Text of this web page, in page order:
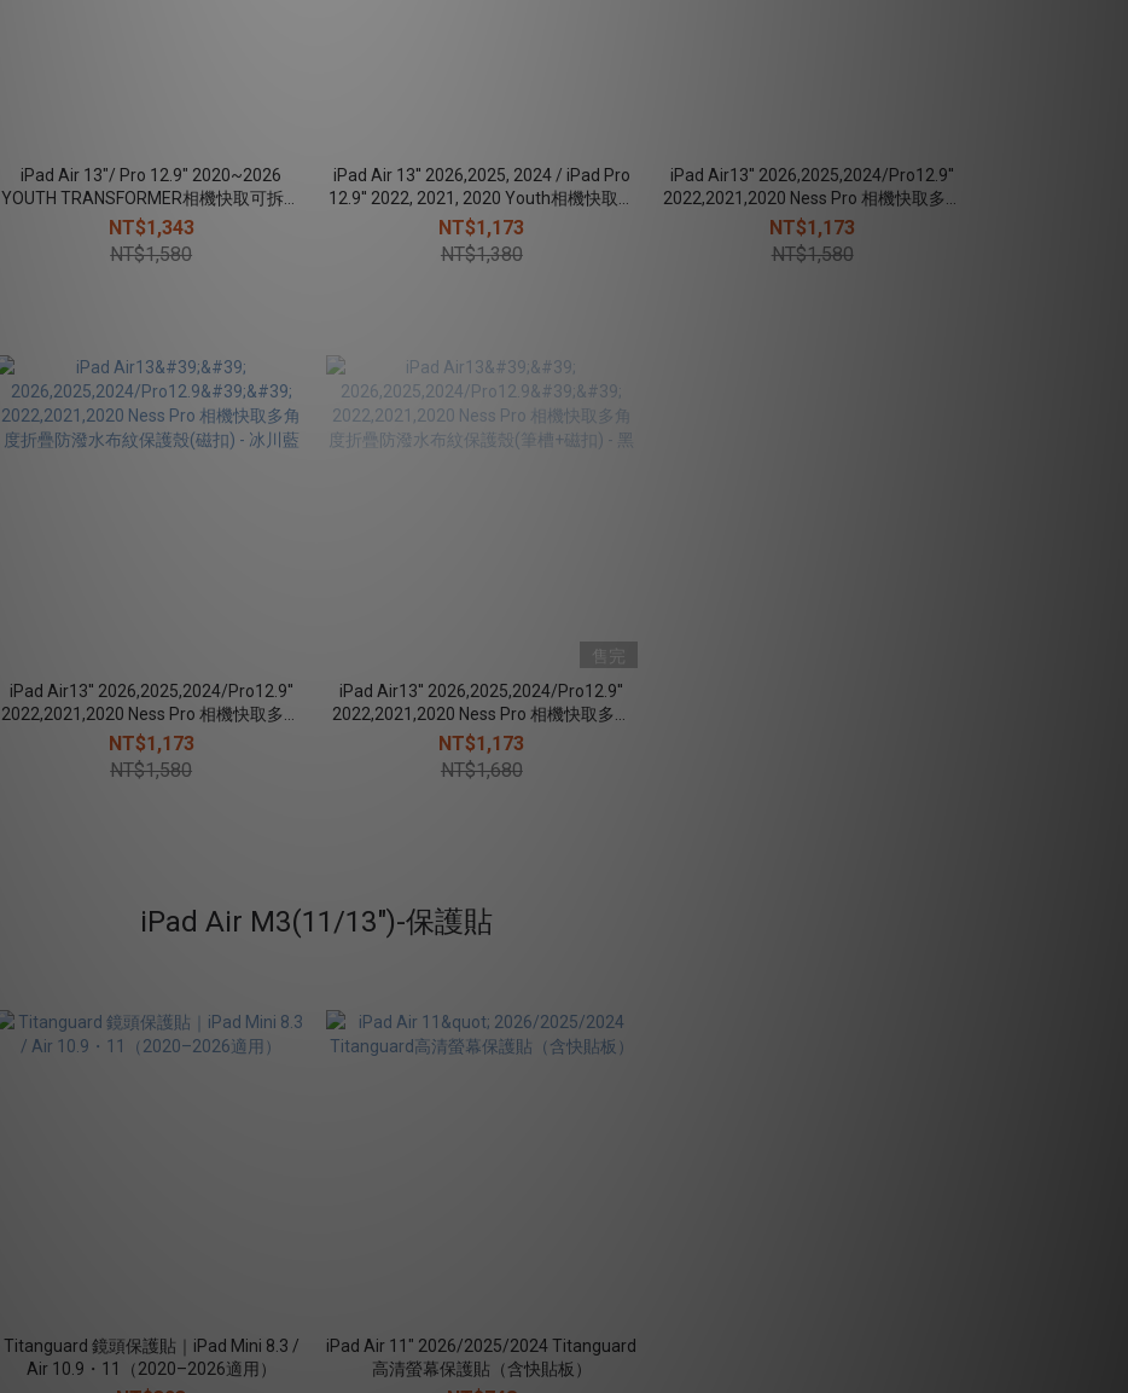
iPad Air 13"/ Pro 12.9" 2020~2026
YOUTH TRANSFORMER相機快取可拆面
蓋防摔皮套（筆槽款）
NT$1,343
NT$1,580
iPad Air 13'' 2026,2025, 2024 / iPad Pro
12.9'' 2022, 2021, 2020 Youth相機快取透
明防摔殼(筆槽)-曜黑
NT$1,173
NT$1,380
iPad Air13'' 2026,2025,2024/Pro12.9''
2022,2021,2020 Ness Pro 相機快取多角
度折疊防潑水布紋保護殼(磁扣) - 粉
NT$1,173
NT$1,580
iPad Air13'' 2026,2025,2024/Pro12.9''
2022,2021,2020 Ness Pro 相機快取多角
度折疊防潑水布紋保護殼(磁扣) - 冰川藍
NT$1,173
NT$1,580
售完
iPad Air13'' 2026,2025,2024/Pro12.9''
2022,2021,2020 Ness Pro 相機快取多角
度折疊防潑水布紋保護殼(筆槽+磁扣) - 黑
NT$1,173
NT$1,680
iPad Air M3(11/13")-保護貼
Titanguard 鏡頭保護貼｜iPad Mini 8.3 /
Air 10.9・11（2020–2026適用）
iPad Air 11" 2026/2025/2024 Titanguard
高清螢幕保護貼（含快貼板）